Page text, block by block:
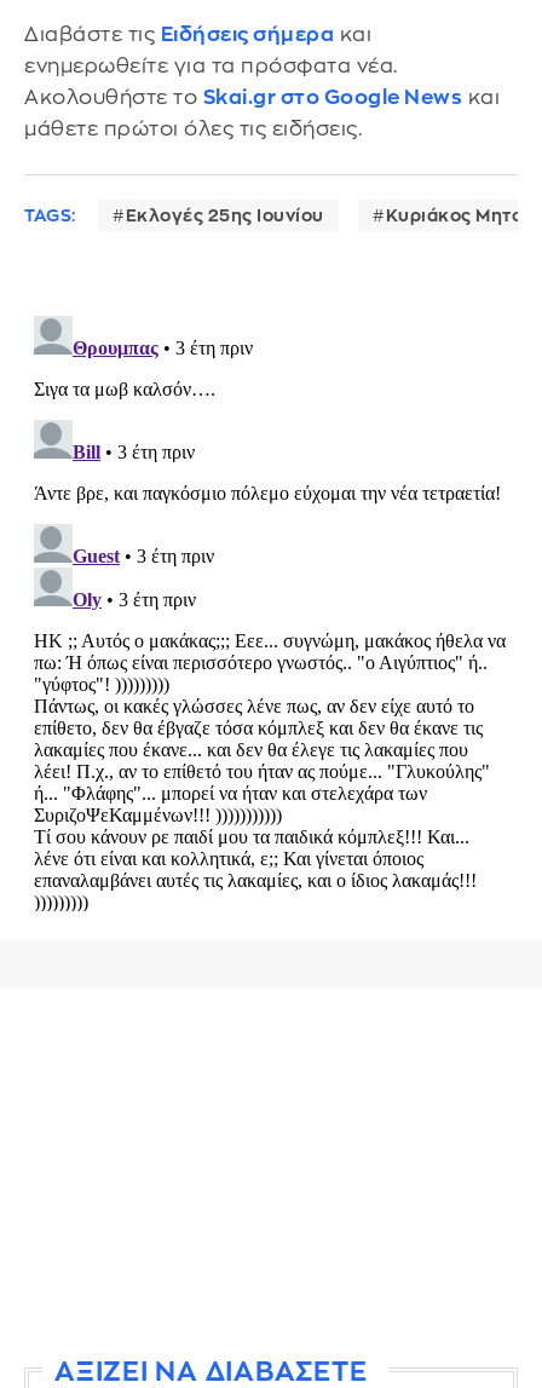
Διαβάστε τις Ειδήσεις σήμερα και
ενημερωθείτε για τα πρόσφατα νέα.
Ακολουθήστε το Skai.gr στο Google News και
μάθετε πρώτοι όλες τις ειδήσεις.
TAGS: Εκλογές 25ης Ιουνίου Κυριάκος
ΑΞΙΖΕΙ ΝΑ ΔΙΑΒΑΣΕΤΕ